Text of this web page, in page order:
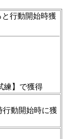
行動開始時獲
練】で獲得
行動開始時に獲